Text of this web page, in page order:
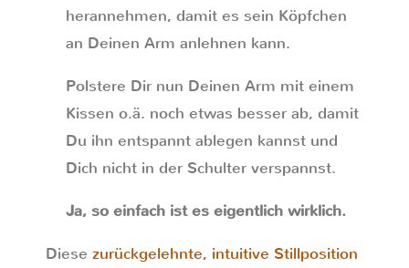
herannehmen, damit es sein Köpfchen
an Deinen Arm anlehnen kann.
Polstere Dir nun Deinen Arm mit einem
Kissen o.ä. noch etwas besser ab, damit
Du ihn entspannt ablegen kannst und
Dich nicht in der Schulter verspannst.
Ja, so einfach ist es eigentlich wirklich.
Diese zurückgelehnte, intuitive Stillposition